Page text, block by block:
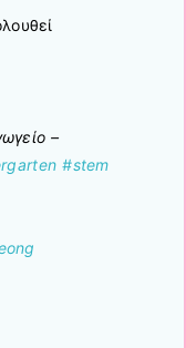
–
#stem